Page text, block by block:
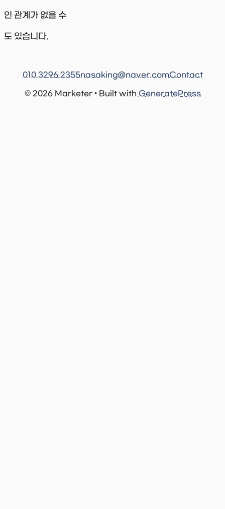
인 관계가 없을 수
도 있습니다.
© 2026 Marketer • Built with GeneratePress
010 3296 2355nasaking@naver.comContact